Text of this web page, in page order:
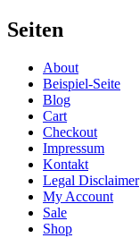
Seiten
About
Beispiel-Seite
Blog
Cart
Checkout
Impressum
Kontakt
Legal Disclaimer
My Account
Sale
Shop